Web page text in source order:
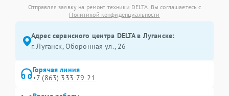
Отправляя заявку на ремонт техники DELTA, Вы соглашаетесь с
Политикой конфиденциальности
Адрес сервисного центра DELTA в Луганске:
г. Луганск, Оборонная ул., 26
Горячая линия
+7 (863) 333-79-21